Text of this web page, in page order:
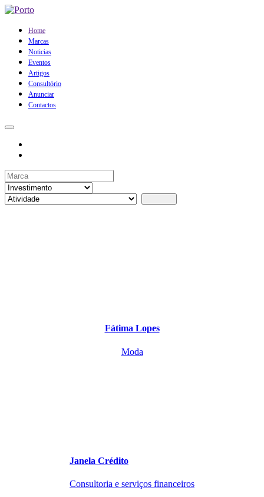
Home
Marcas
Noticias
Eventos
Artigos
Consultório
Anunciar
Contactos
Fátima Lopes
Moda
Janela Crédito
Consultoria e serviços financeiros